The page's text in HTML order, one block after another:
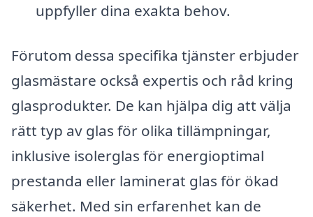
uppfyller dina exakta behov.
Förutom dessa specifika tjänster erbjuder
glasmästare också expertis och råd kring
glasprodukter. De kan hjälpa dig att välja
rätt typ av glas för olika tillämpningar,
inklusive isolerglas för energioptimal
prestanda eller laminerat glas för ökad
säkerhet. Med sin erfarenhet kan de